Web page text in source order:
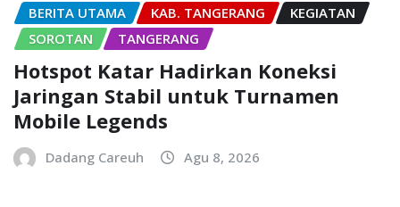
BERITA UTAMA KAB. TANGERANG
KEGIATAN
SOROTAN
TANGERANG
Hotspot Katar Hadirkan Koneksi
Jaringan Stabil untuk Turnamen
Mobile Legends
Dadang Careuh Agu 8, 2026